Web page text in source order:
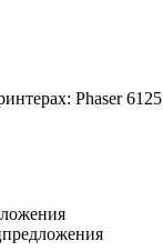
Phaser 6125